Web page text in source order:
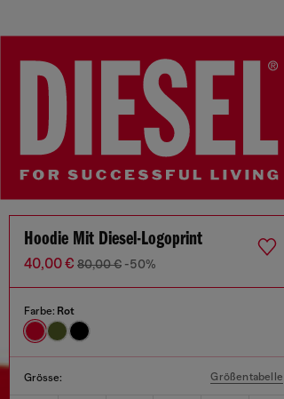
Hoodie Mit Diesel-Logoprint
40,00 € 80,00 € -50%
Farbe: Rot
Grösse: Größentabelle